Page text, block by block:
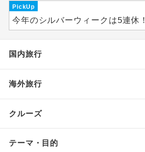
PickUp
今年のシルバーウィークは5連休！
国内旅行
海外旅行
クルーズ
テーマ・目的